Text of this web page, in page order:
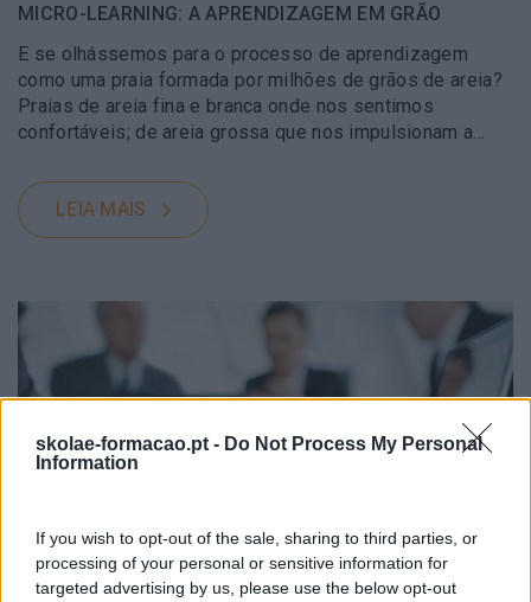
skolae-formacao.pt - Do Not Process My Personal
Information
If you wish to opt-out of the sale, sharing to third parties, or
processing of your personal or sensitive information for
targeted advertising by us, please use the below opt-out
MICRO-LEARNING: A APRENDIZAGEM EM GRÃO
E se olhássemos para o processo de aprendizagem
como uma praia formada por milhões de grãos de areia?
Praias de areia fina e branca onde nos sentimos
confortáveis; de areia grossa que nos impulsionam a…
LEIA MAIS